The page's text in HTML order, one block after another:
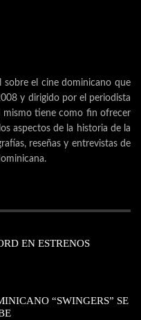
el cine dominicano que
y dirigido por el periodista
mismo tiene como fin ofrecer
aspectos de la historia de la
reseñas y entrevistas de
EN ESTRENOS
“SWINGERS” SE